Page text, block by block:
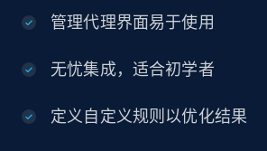
管理代理界面易于使用
无忧集成，适合初学者
定义自定义规则以优化结果